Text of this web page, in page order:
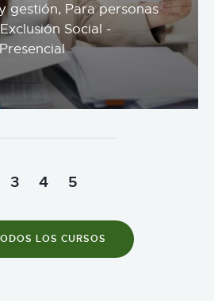
gestión, Para personas
Social -
Presencial
3 4 5
LOS CURSOS